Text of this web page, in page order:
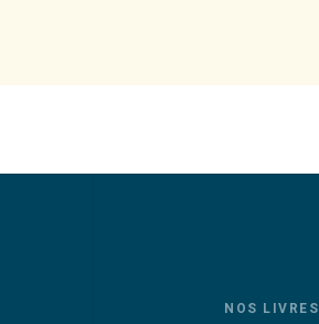
NOS LIVRES